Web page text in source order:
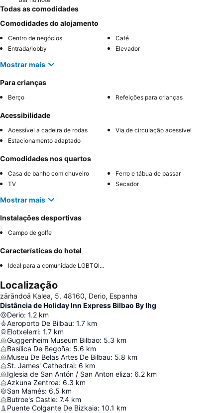
Todas as comodidades
Comodidades do alojamento
Centro de negócios
Café
Entrada/lobby
Elevador
Mostrar mais
Para crianças
Berço Refeições para crianças
Acessibilidade
Acessível a cadeira de rodas
Via de circulação acessível
Estacionamento adaptado
Comodidades nos quartos
Casa de banho com chuveiro
Ferro e tábua de passar
TV
Secador
Mostrar mais
Instalações desportivas
Campo de golfe
Características do hotel
Ideal para a comunidade LGBTQIA+
Localização
zārāndoā Kalea, 5, 48160, Derio, Espanha
Distância de Holiday Inn Express Bilbao By Ihg
Derio: 1.2 km
Aeroporto De Bilbau: 1.7 km
Elotxelerri: 1.7 km
Guggenheim Museum Bilbao: 5.3 km
Basílica De Begoña: 5.6 km
Museu De Belas Artes De Bilbau: 5.8 km
St. James' Cathedral: 6 km
Iglesia de San Antón / San Anton eliza: 6.2 km
Azkuna Zentroa: 6.3 km
San Mamés: 6.5 km
Butroe's Castle: 7.4 km
Puente Colgante De Bizkaia: 10.1 km